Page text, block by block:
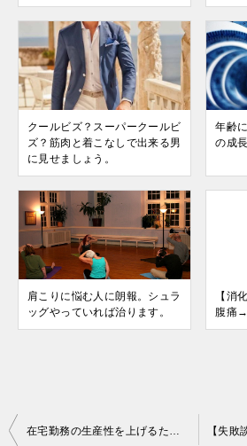
クールビズ？スーパークールビ
ズ？筋肉と着こなしで出来る男
に見せましょう。
年齢
の成
肩こりに悩む人に朗報。シュラ
ッグやっていれば治ります。
【消
腹痛
投